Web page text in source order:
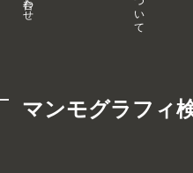
マンモグラフィ